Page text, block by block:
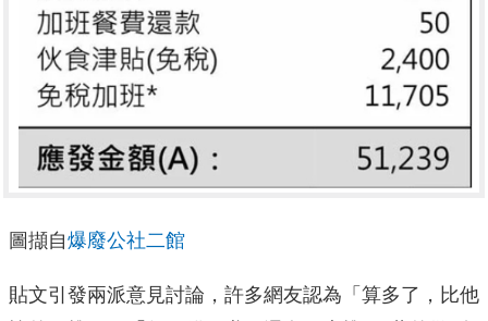
圖擷自爆廢公社二館
貼文引發兩派意見討論，許多網友認為「算多了，比他